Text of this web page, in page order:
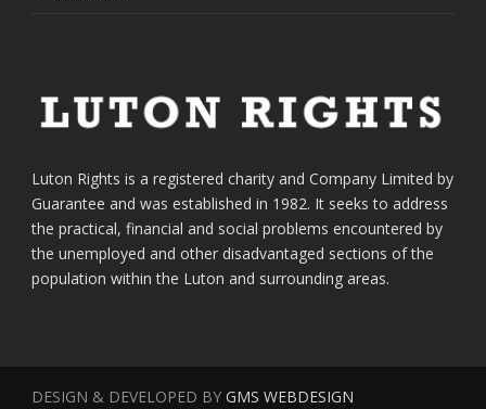
Luton Rights is a registered charity and Company Limited by
Guarantee and was established in 1982. It seeks to address
the practical, financial and social problems encountered by
the unemployed and other disadvantaged sections of the
population within the Luton and surrounding areas.
DESIGN & DEVELOPED BY GMS WEBDESIGN